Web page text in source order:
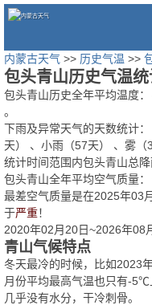
内蒙古天气 >> 历史气温 >>
包头青山历史气温统
包头青山历史全年平均温度：
。
下雨及异常天气的天数统计：
天） 、小雨（57天） 、雾（
统计时间范围内包头青山总降
包头青山全年平均空气质量：
最差空气质量是在2025年03
于严重！
2020年02月20日~2026年08
青山气候特点
冬天最冷的时候，比如2023
月份平均最高气温也只有-
几乎没有水分，干冷刺骨。